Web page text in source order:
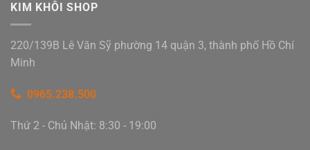
KIM KHÔI SHOP
220/139B Lê Văn Sỹ phường 14 quận 3, thành phố Hồ Chí
Minh
0965.238.500
Thứ 2 - Chủ Nhật: 8:30 - 19:00